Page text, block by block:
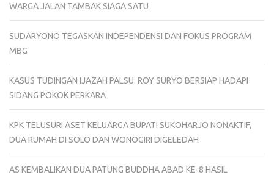
WARGA JALAN TAMBAK SIAGA SATU
SUDARYONO TEGASKAN INDEPENDENSI DAN FOKUS PROGRAM
MBG
KASUS TUDINGAN IJAZAH PALSU: ROY SURYO BERSIAP HADAPI
SIDANG POKOK PERKARA
KPK TELUSURI ASET KELUARGA BUPATI SUKOHARJO NONAKTIF,
DUA RUMAH DI SOLO DAN WONOGIRI DIGELEDAH
AS KEMBALIKAN DUA PATUNG BUDDHA ABAD KE-8 HASIL